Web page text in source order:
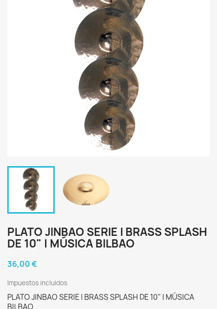
PLATO JINBAO SERIE I BRASS SPLASH
DE 10" | MÚSICA BILBAO
36,00 €
Impuestos incluidos
PLATO JINBAO SERIE I BRASS SPLASH DE 10" | MÚSICA
BILBAO